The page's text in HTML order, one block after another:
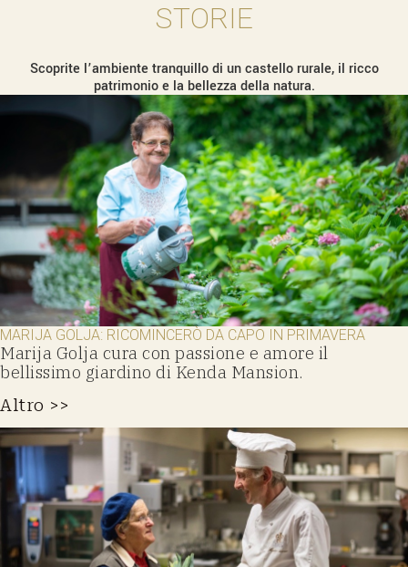
STORIE
Scoprite l’ambiente tranquillo di un castello rurale, il ricco
patrimonio e la bellezza della natura.
MARIJA GOLJA: RICOMINCERÒ DA CAPO IN PRIMAVERA
Marija Golja cura con passione e amore il
bellissimo giardino di Kenda Mansion.
Altro >>